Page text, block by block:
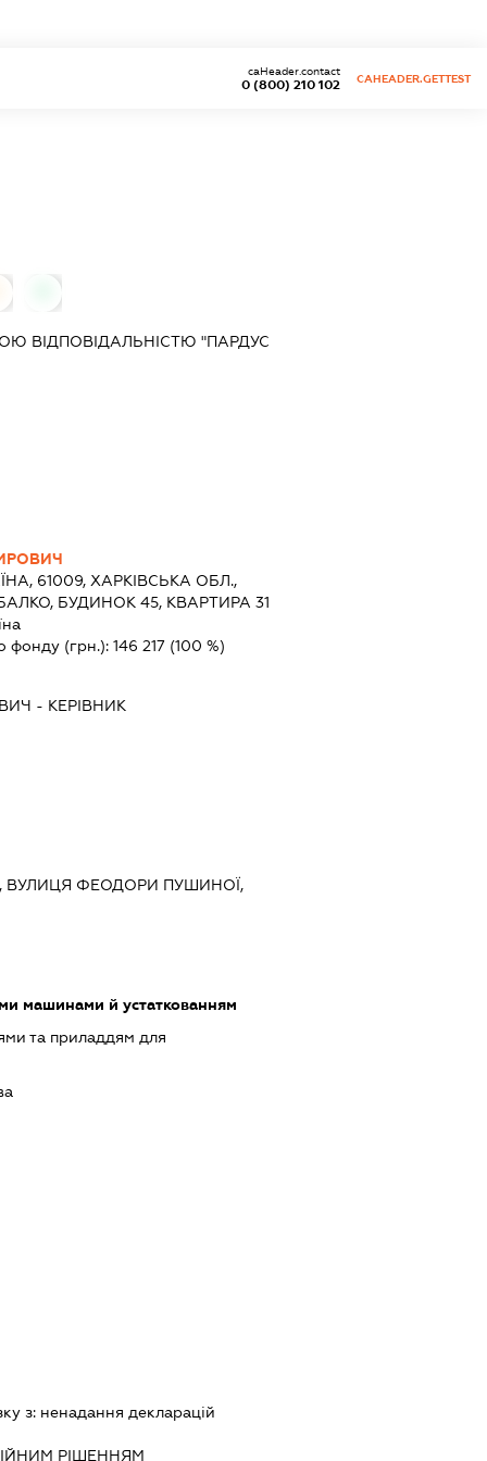
0 (800) 210 102
caHeader.contact
CAHEADER.GETTEST
ВІДПОВІДАЛЬНІСТЮ "ПАРДУС
61009, ХАРКІВСЬКА ОБЛ.,
БУДИНОК 45, КВАРТИРА 31
фонду (грн.): 146 217(100 %)
- КЕРІВНИК
ВУЛИЦЯ ФЕОДОРИ ПУШИНОЇ,
машинами й устаткованням
та приладдям для
з: ненадання декларацiй
РIШЕННЯМ